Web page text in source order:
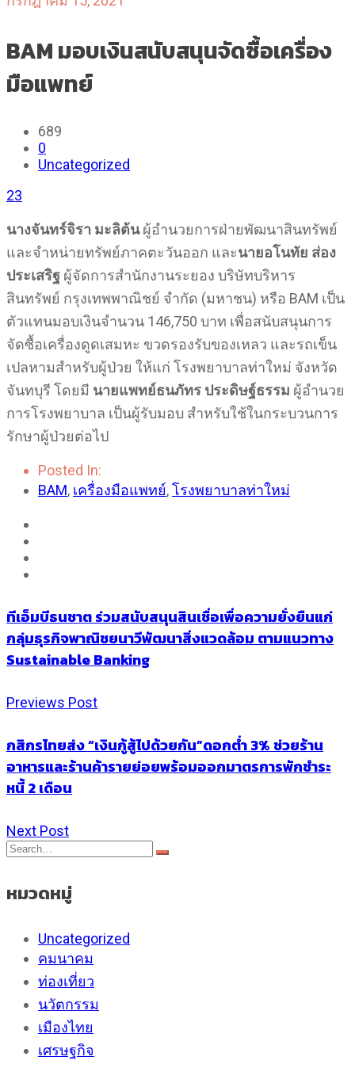
BAM มอบเงินสนับสนุนจัดซื้อเครื่อง
มือแพทย์
689
0
Uncategorized
23
นางจันทร์จิรา มะลิต้นผู้อำนวยการฝ่ายพัฒนาสินทรัพย์
และจำหน่ายทรัพย์ภาคตะวันออก และนายอโนทัย ส่อง
ประเสริฐ ผู้จัดการสำนักงานระยอง บริษัทบริหาร
สินทรัพย์ กรุงเทพพาณิชย์ จำกัด (มหาชน) หรือ BAM เป็น
ตัวแทนมอบเงินจำนวน 146,750 บาท เพื่อสนับสนุนการ
จัดซื้อเครื่องดูดเสมหะ ขวดรองรับของเหลว และรถเข็น
เปลหามสำหรับผู้ป่วย ให้แก่ โรงพยาบาลท่าใหม่ จังหวัด
จันทบุรี โดยมี นายแพทย์ธนภัทร ประดิษฐ์ธรรม ผู้อำนวย
การโรงพยาบาล เป็นผู้รับมอบ สำหรับใช้ในกระบวนการ
รักษาผู้ป่วยต่อไป
Posted In:
BAM, เครื่องมือแพทย์,โรงพยาบาลท่าใหม่
ทีเอ็มบีธนชาต ร่วมสนับสนุนสินเชื่อเพื่อความยั่งยืนแก่
กลุ่มธุรกิจพาณิชยนาวีพัฒนาสิ่งแวดล้อม ตามแนวทาง
Sustainable Banking
Previews Post
กสิกรไทยส่ง “เงินกู้สู้ไปด้วยกัน”ดอกต่ำ 3% ช่วยร้าน
อาหารและร้านค้ารายย่อยพร้อมออกมาตรการพักชำระ
หนี้ 2 เดือน
Next Post
หมวดหมู่
Uncategorized
คมนาคม
ท่องเที่ยว
นวัตกรรม
เมืองไทย
เศรษฐกิจ